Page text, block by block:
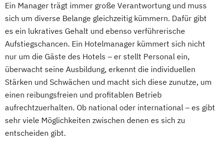
Ein Manager trägt immer große Verantwortung und muss
sich um diverse Belange gleichzeitig kümmern. Dafür gibt
es ein lukratives Gehalt und ebenso verführerische
Aufstiegschancen. Ein Hotelmanager kümmert sich nicht
nur um die Gäste des Hotels – er stellt Personal ein,
überwacht seine Ausbildung, erkennt die individuellen
Stärken und Schwächen und macht sich diese zunutze, um
einen reibungsfreien und profitablen Betrieb
aufrechtzuerhalten. Ob national oder international – es gibt
sehr viele Möglichkeiten zwischen denen es sich zu
entscheiden gibt.